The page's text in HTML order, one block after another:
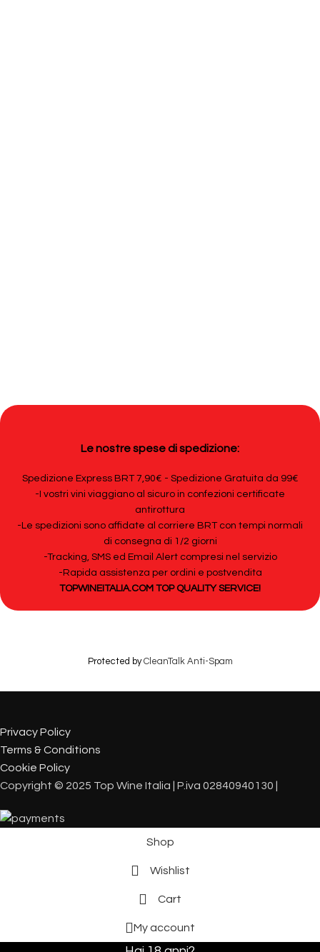
Le nostre spese di spedizione:
Spedizione Express BRT 7,90€ - Spedizione Gratuita da 99€
-I vostri vini viaggiano al sicuro in confezioni certificate
antirottura
-Le spedizioni sono affidate al corriere BRT con tempi normali
di consegna di 1/2 giorni
-Tracking, SMS ed Email Alert compresi nel servizio
-Rapida assistenza per ordini e postvendita
TOPWINEITALIA.COM TOP QUALITY SERVICE!
Protected byCleanTalk Anti-Spam
Privacy Policy
Terms & Conditions
Cookie Policy
Copyright © 2025 Top Wine Italia | P.iva 02840940130 |
Shop
Wishlist
Cart
My account